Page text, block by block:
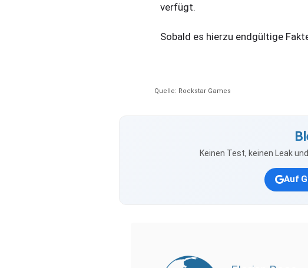
verfügt.
Sobald es hierzu endgültige
Quelle: Rockstar Games
Keinen Test, keinen Leak
Auf